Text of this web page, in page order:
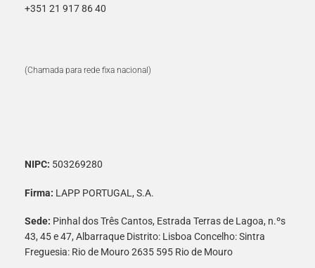
+351 21 917 86 40
(Chamada para rede fixa nacional)
NIPC: 503269280
Firma: LAPP PORTUGAL, S.A.
Sede: Pinhal dos Três Cantos, Estrada Terras de Lagoa, n.ºs
43, 45 e 47, Albarraque Distrito: Lisboa Concelho: Sintra
Freguesia: Rio de Mouro 2635 595 Rio de Mouro